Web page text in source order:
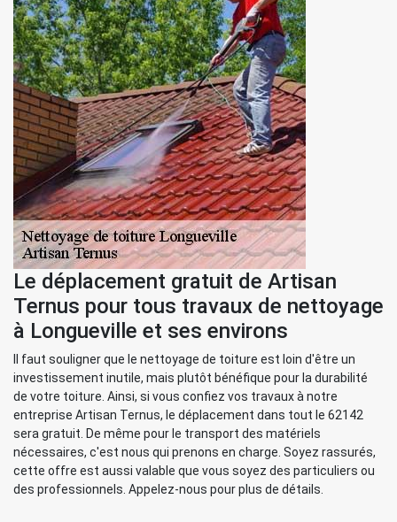
Le déplacement gratuit de Artisan
Ternus pour tous travaux de nettoyage
à Longueville et ses environs
Il faut souligner que le nettoyage de toiture est loin d'être un
investissement inutile, mais plutôt bénéfique pour la durabilité
de votre toiture. Ainsi, si vous confiez vos travaux à notre
entreprise Artisan Ternus, le déplacement dans tout le 62142
sera gratuit. De même pour le transport des matériels
nécessaires, c'est nous qui prenons en charge. Soyez rassurés,
cette offre est aussi valable que vous soyez des particuliers ou
des professionnels. Appelez-nous pour plus de détails.